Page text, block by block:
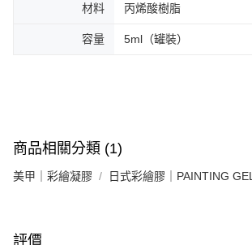
材料 丙烯酸樹脂
容量 5ml（罐裝）
商品相關分類 (1)
美甲｜彩繪凝膠 日式彩繪膠｜PAINTING GEL
評價